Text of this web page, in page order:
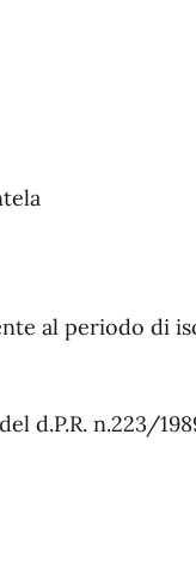
al periodo di
d.P.R. n.223/